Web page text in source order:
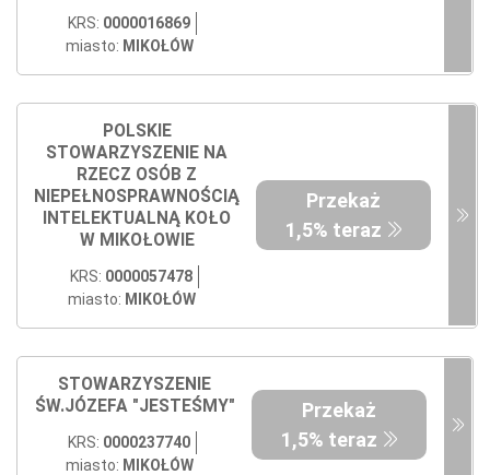
KRS: 0000016869
miasto: MIKOŁÓW
POLSKIE
STOWARZYSZENIE NA
RZECZ OSÓB Z
NIEPEŁNOSPRAWNOŚCIĄ
INTELEKTUALNĄ KOŁO
W MIKOŁOWIE
KRS: 0000057478
miasto: MIKOŁÓW
Przekaż
1,5% teraz
STOWARZYSZENIE
ŚW.JÓZEFA "JESTEŚMY"
KRS: 0000237740
miasto: MIKOŁÓW
Przekaż
1,5% teraz